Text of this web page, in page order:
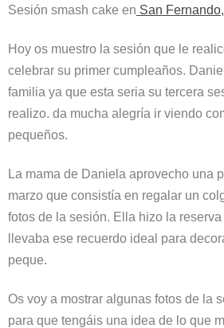
Sesión smash cake en San
Hoy os muestro la sesión que le
celebrar su primer cumpleaños.
familia ya que esta seria su tercera
realizo. da mucha alegría ir viendo
pequeños.
La mama de Daniela aprovecho una
marzo que consistía en regalar un
fotos de la sesión. Ella hizo la
llevaba ese recuerdo ideal para
peque.
Os voy a mostrar algunas fotos de la
para que tengáis una idea de lo que